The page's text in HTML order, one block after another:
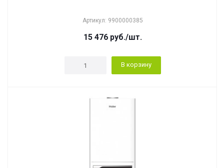
Артикул: 9900000385
15 476руб./шт.
В корзину